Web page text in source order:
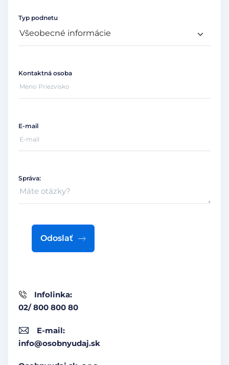
Infolinka:
02/ 800 800 80
E-mail:
info@osobnyudaj.sk
Typ podnetu
Kontaktná osoba
E-mail
Správa:
Odoslať